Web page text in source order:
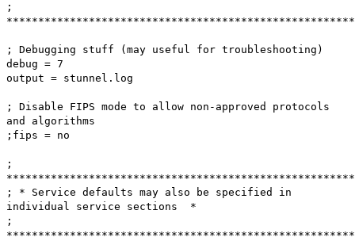
;
; Debugging stuff (may useful for troubleshooting)
debug = 7
output = stunnel.log
; Disable FIPS mode to allow non-approved protocols
and algorithms
;fips = no
;
; * Service defaults may also be specified in
individual service sections *
;